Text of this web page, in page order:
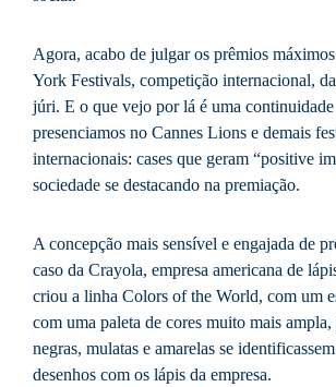
Agora, acabo de julgar os prêmios
York Festivals, competição internacional,
júri. E o que vejo por lá é uma
presenciamos no Cannes Lions e demais
internacionais: cases que geram “positive
sociedade se destacando na premiação.
A concepção mais sensível e engajada de
caso da Crayola, empresa americana de
criou a linha Colors of the World, com um
com uma paleta de cores muito mais ampla,
negras, mulatas e amarelas se
desenhos com os lápis da empresa.